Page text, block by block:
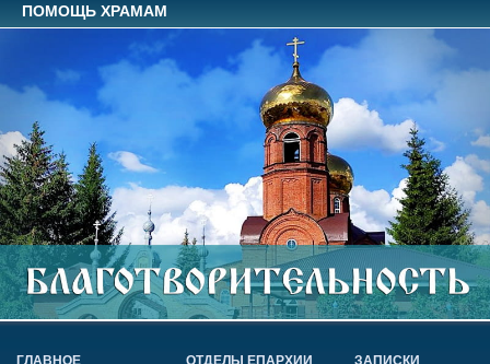
ПОМОЩЬ ХРАМАМ
ГЛАВНОЕ ОТДЕЛЫ ЕПАРХИИ
ЗАПИСКИ